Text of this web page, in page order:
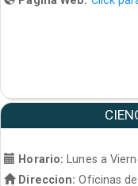
Horario: Lunes a
Direccion: Oficinas